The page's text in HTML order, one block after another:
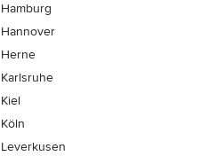
Hamburg
Hannover
Herne
Karlsruhe
Kiel
Köln
Leverkusen